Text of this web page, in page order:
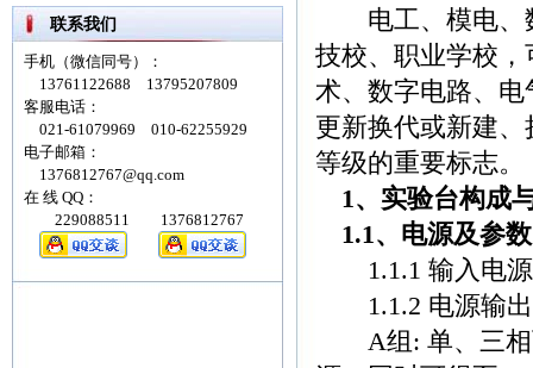
联系我们
手机（微信同号）：
13761122688 13795207809
客服电话：
021-61079969 010-62255929
电子邮箱：
1376812767@qq.com
在 线 QQ：
229088511 1376812767
电工、模电、数
技校、职业学校
术、数字电路、
更新换代或新建
等级的重要标志。
1、实验台构成
1.1、电源及参数
1.1.1 输入电源:
1.1.2 电源输出
A组: 单、三相